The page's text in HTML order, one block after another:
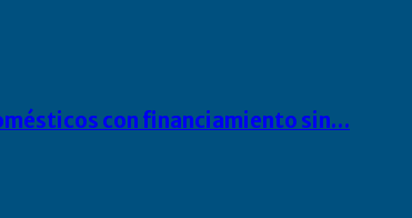
con financiamiento sin…